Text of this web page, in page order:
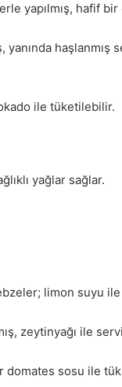
yapılmış, hafif bir
yanında haşlanmış
ile tüketilebilir.
yağlar sağlar.
limon suyu ile
zeytinyağı ile
domates sosu ile